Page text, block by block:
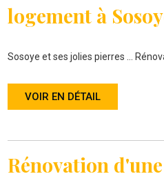
logement à
Sosoye et ses jolies pierres ...
VOIR EN DÉTAIL
Rénovation